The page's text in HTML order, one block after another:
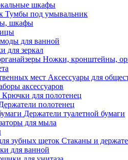
шкафы
Тумбы под умывальник
шкафы
для ванной
для зеркал
Ножки, кронштейны,
Аксессуары для
аксессуаров
Крючки для полотенец
полотенец
Держатели туалетной бумаги
для мыла
Стаканы и
для ванной